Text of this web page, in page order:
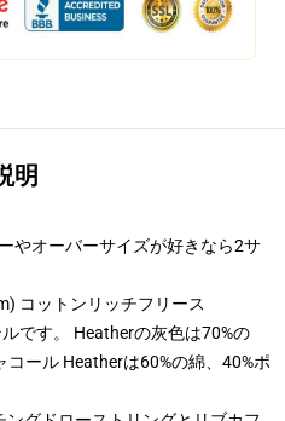
明
やオーバーサイズが好きなら2サ
コットンリッチフリース
です。 Heatherの灰色は70%の
ール Heatherは60%の綿、40%ポ